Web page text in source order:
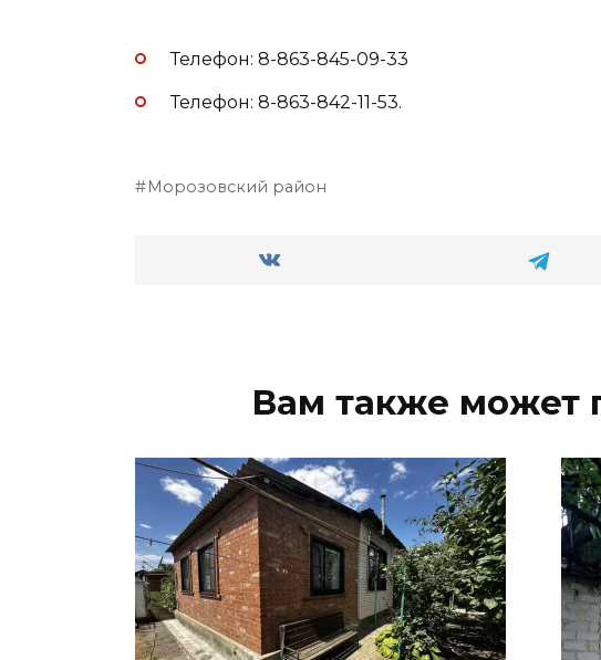
Телефон: 8-863-845-09-33
Телефон: 8-863-842-11-53.
Морозовский район
Вам также может